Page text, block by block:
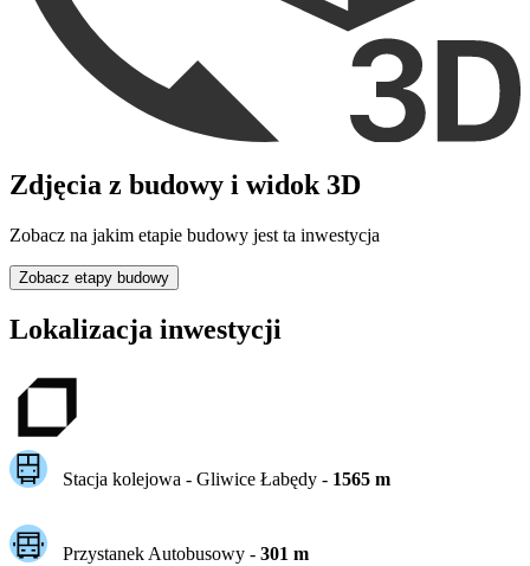
Zdjęcia z budowy i widok 3D
Zobacz na jakim etapie budowy jest ta inwestycja
Zobacz etapy budowy
Lokalizacja inwestycji
Stacja kolejowa - Gliwice Łabędy- 1565m
Przystanek Autobusowy - 301 m